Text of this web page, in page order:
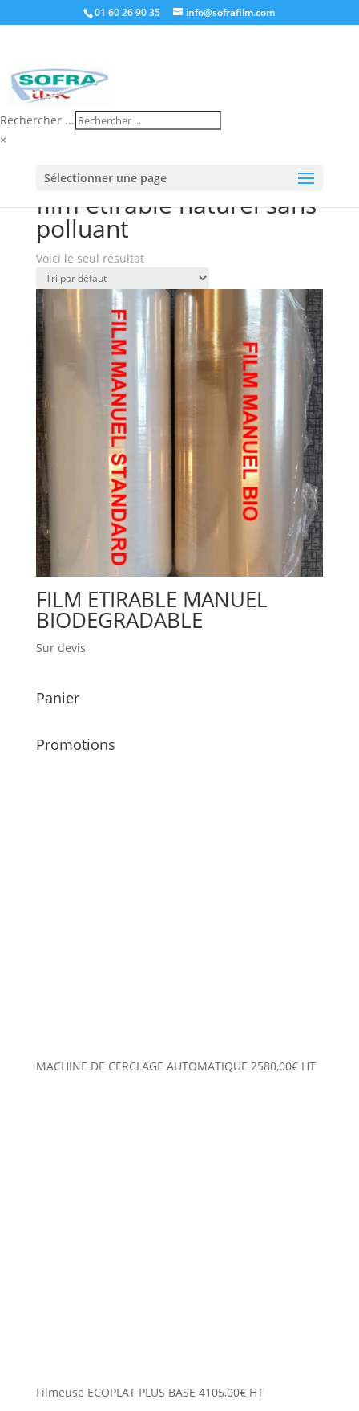
01 60 26 90 35 info@sofrafilm.com
Rechercher ...
×
Sélectionner une page
naturel sans polluant”
film étirable naturel sans
polluant
Voici le seul résultat
FILM ETIRABLE MANUEL
BIODEGRADABLE
Sur devis
Panier
Promotions
MACHINE DE CERCLAGE AUTOMATIQUE 2580,00€ HT
Filmeuse ECOPLAT PLUS BASE 4105,00€ HT